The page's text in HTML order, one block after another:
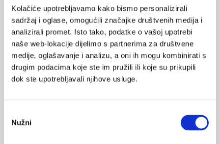
Kolačiće upotrebljavamo kako bismo personalizirali
sadržaj i oglase, omogućili značajke društvenih medija i
analizirali promet. Isto tako, podatke o vašoj upotrebi
naše web-lokacije dijelimo s partnerima za društvene
medije, oglašavanje i analizu, a oni ih mogu kombinirati s
drugim podacima koje ste im pružili ili koje su prikupili
dok ste upotrebljavali njihove usluge.
pristanka
Nužni
Obilježen Svjetski dan hospicija i palijativne skrbi
11.05.2024.
Mindfulness kod osoba u palijativnoj skrbi
05.04.2023.
Multidisciplinarni pristup u palijativnoj skrbi